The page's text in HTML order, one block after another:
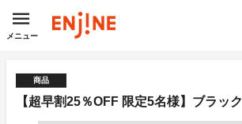
メニュー
商品
【超早割25％OFF 限定5名様】ブラック